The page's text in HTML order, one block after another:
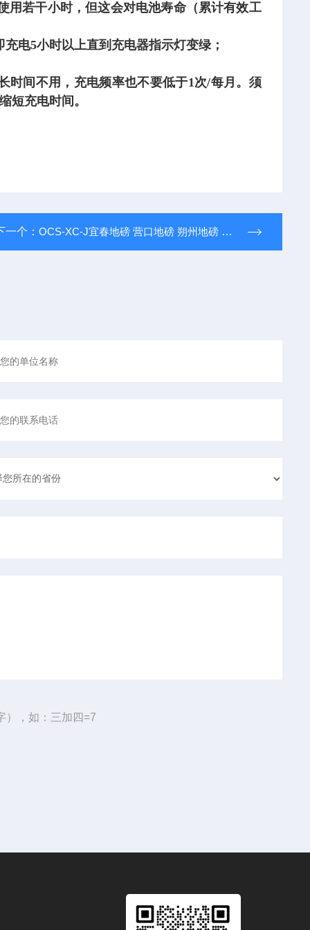
用若干小时，但这会对电池寿命（累计有效工
电5小时以上直到充电器指示灯变绿；
时间不用，充电频率也不要低于1次/每月。须
短充电时间。
一个： OCS-XC-J宜春地磅 营口地磅 朔州地磅 漳州地磅 葫芦岛地磅 运城地磅
），如：三加四=7